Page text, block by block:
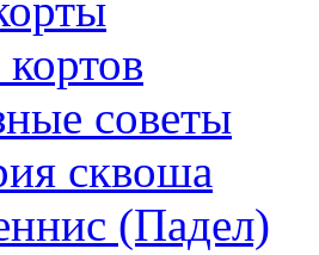
советы
сквоша
(Падел)